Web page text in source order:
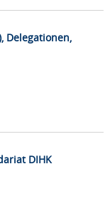
Delegationen,
DIHK